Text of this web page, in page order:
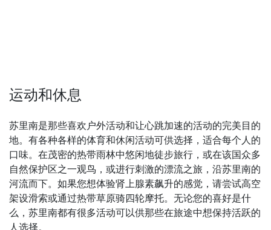
运动和休息
苏里南是那些喜欢户外活动和让心跳加速的活动的完美目的
地。有各种各样的体育和休闲活动可供选择，适合每个人的
口味。在茂密的热带雨林中悠闲地徒步旅行，或在该国众多
自然保护区之一观鸟，或进行刺激的漂流之旅，沿苏里南的
河流而下。如果您想体验肾上腺素飙升的感觉，请尝试高空
架设滑索或通过热带草原骑四轮摩托。无论您的喜好是什
么，苏里南都有很多活动可以供那些在旅途中想保持活跃的
人选择。